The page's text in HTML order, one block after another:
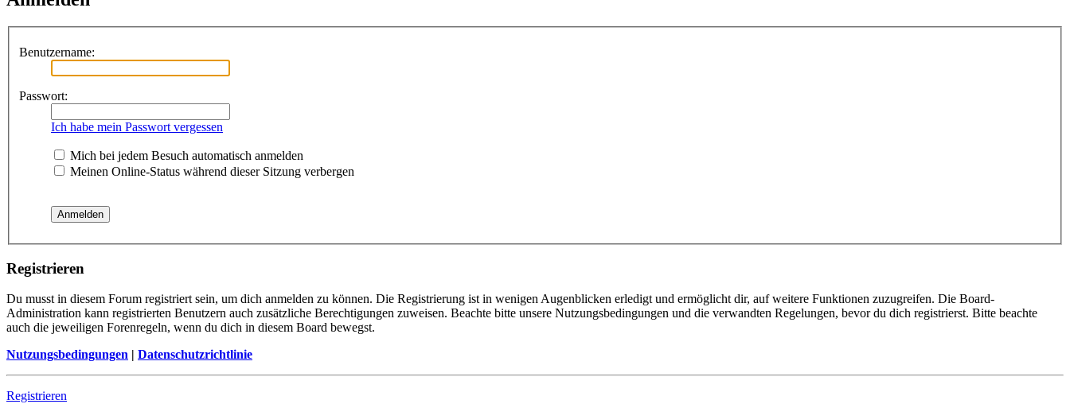
Benutzername:
Passwort:
Ich habe mein Passwort vergessen
Mich bei jedem Besuch automatisch anmelden
Meinen Online-Status während dieser Sitzung verbergen
Registrieren
Du musst in diesem Forum registriert sein, um dich anmelden zu können. Die Registrierung ist in wenigen Augenblicken erledigt und ermöglicht dir, auf weitere Funktionen zuzugreifen. Die Board-
Administration kann registrierten Benutzern auch zusätzliche Berechtigungen zuweisen. Beachte bitte unsere Nutzungsbedingungen und die verwandten Regelungen, bevor du dich registrierst. Bitte beachte
auch die jeweiligen Forenregeln, wenn du dich in diesem Board bewegst.
Nutzungsbedingungen | Datenschutzrichtlinie
Registrieren